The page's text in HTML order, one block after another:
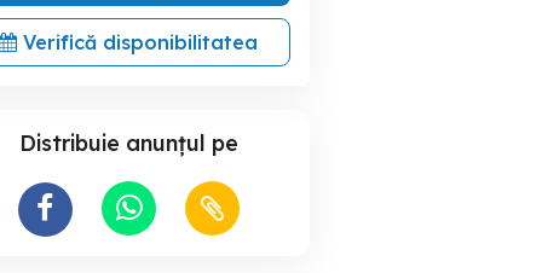
Verifică disponibilitatea
Distribuie anunțul pe